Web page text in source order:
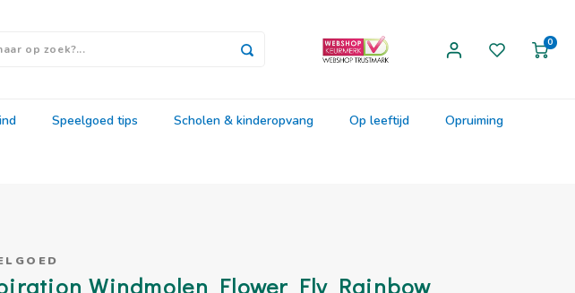
0
Speelgoed tips Scholen & kinderopvang Op leeftijd Opruiming
Windmolen Flower Fly Rainbow